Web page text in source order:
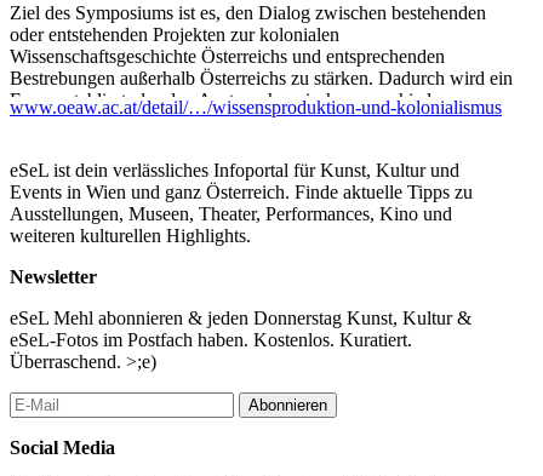
Ziel des Symposiums ist es, den Dialog zwischen bestehenden
oder entstehenden Projekten zur kolonialen
Wissenschaftsgeschichte Österreichs und entsprechenden
Bestrebungen außerhalb Österreichs zu stärken. Dadurch wird ein
Forum etabliert, das den Austausch zwischen verschiedenen
Disziplinen, Institutionen wie Akademien, Universitäten, Museen,
verschiedenen Formen von Fachwissen verbessert.
...Mehr lesen
www.oeaw.ac.at/detail/…/wissensproduktion-und-kolonialismus
eSeL ist dein verlässliches Infoportal für Kunst, Kultur und
Events in Wien und ganz Österreich. Finde aktuelle Tipps zu
Ausstellungen, Museen, Theater, Performances, Kino und
weiteren kulturellen Highlights.
Newsletter
eSeL Mehl abonnieren & jeden Donnerstag Kunst, Kultur &
eSeL-Fotos im Postfach haben. Kostenlos. Kuratiert.
Überraschend. >;e)
Abonnieren
Social Media